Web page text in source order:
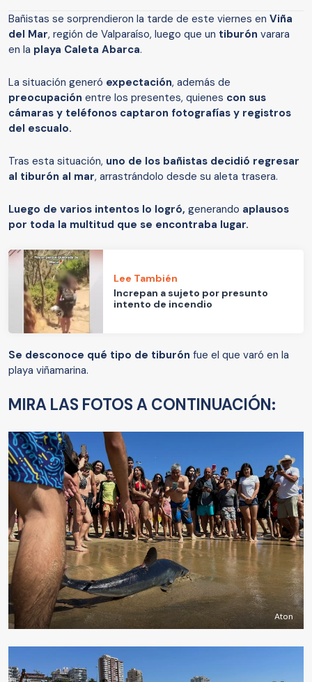
Bañistas se sorprendieron la tarde de este viernes en Viña
del Mar, región de Valparaíso, luego que un tiburón varara
en la playa Caleta Abarca.
La situación generó expectación, además de
preocupación entre los presentes, quienes con sus
cámaras y teléfonos captaron fotografías y registros
del escualo.
Tras esta situación, uno de los bañistas decidió regresar
al tiburón al mar, arrastrándolo desde su aleta trasera.
Luego de varios intentos lo logró, generando aplausos
por toda la multitud que se encontraba lugar.
Lee También
Increpan a sujeto por presunto
intento de incendio
Se desconoce qué tipo de tiburón fue el que varó en la
playa viñamarina.
MIRA LAS FOTOS A CONTINUACIÓN:
Aton